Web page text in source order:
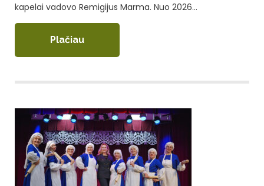
kapelai vadovo Remigijus Marma. Nuo 2026…
Plačiau